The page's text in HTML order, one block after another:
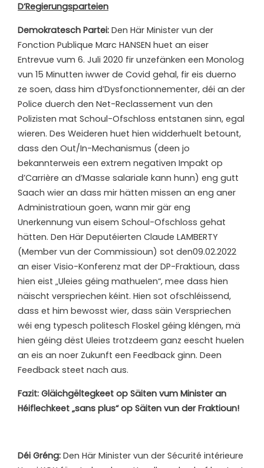
D‘Regierungsparteien
Demokratesch Partei: Den Här Minister vun der
Fonction Publique Marc HANSEN huet an eiser
Entrevue vum 6. Juli 2020 fir unzefänken een Monolog
vun 15 Minutten iwwer de Covid gehal, fir eis duerno
ze soen, dass him d’Dysfonctionnementer, déi an der
Police duerch den Net-Reclassement vun den
Polizisten mat Schoul-Ofschloss entstanen sinn, egal
wieren. Des Weideren huet hien widderhuelt betount,
dass den Out/In-Mechanismus (deen jo
bekannterweis een extrem negativen Impakt op
d’Carrière an d’Masse salariale kann hunn) eng gutt
Saach wier an dass mir hätten missen an eng aner
Administratioun goen, wann mir gär eng
Unerkennung vun eisem Schoul-Ofschloss gehat
hätten. Den Här Deputéierten Claude LAMBERTY
(Member vun der Commissioun) sot den09.02.2022
an eiser Visio-Konferenz mat der DP-Fraktioun, dass
hien eist „Uleies géing mathuelen“, mee dass hien
näischt verspriechen kéint. Hien sot ofschléissend,
dass et him bewosst wier, dass säin Verspriechen
wéi eng typesch politesch Floskel géing kléngen, mä
hien géing dëst Uleies trotzdeem ganz eescht huelen
an eis an noer Zukunft een Feedback ginn. Deen
Feedback steet nach aus.
Fazit: Gläichgëltegkeet op Säiten vum Minister an
Héiflechkeet „sans plus“ op Säiten vun der Fraktioun!
Déi Gréng: Den Här Minister vun der Sécurité intérieure